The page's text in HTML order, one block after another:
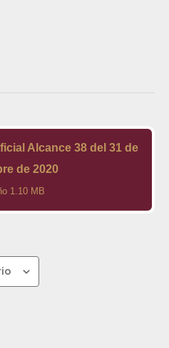
Alcance 38 del 31 de
de 2020
1.10 MB